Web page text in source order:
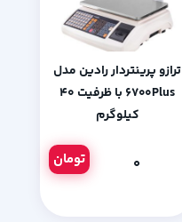
ترازو پرینتردار رادین مدل
۶۷۰۰Plus با ظرفیت ۴۰
کیلوگرم
تومان